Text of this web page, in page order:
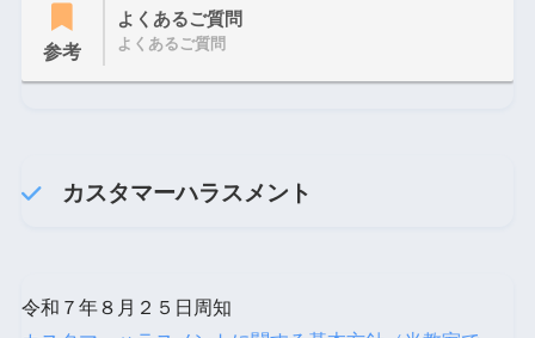
参考
よくあるご質問
よくあるご質問
カスタマーハラスメント
令和７年８月２５日周知